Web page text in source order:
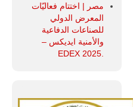
مصر | اختتام فعاليّات
المعرض الدولي
للصناعات الدفاعية
والأمنية ايديكس ‒